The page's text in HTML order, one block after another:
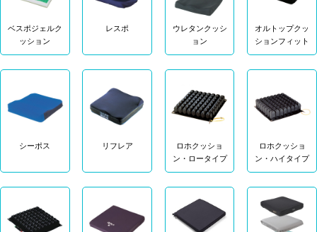
ベスポジェルク
ッション
レスポ
ウレタンクッシ
ョン
オルトップクッ
ションフィット
シーポス リフレア
ロホクッショ
ン・ロータイプ
ロホクッショ
ン・ハイタイプ